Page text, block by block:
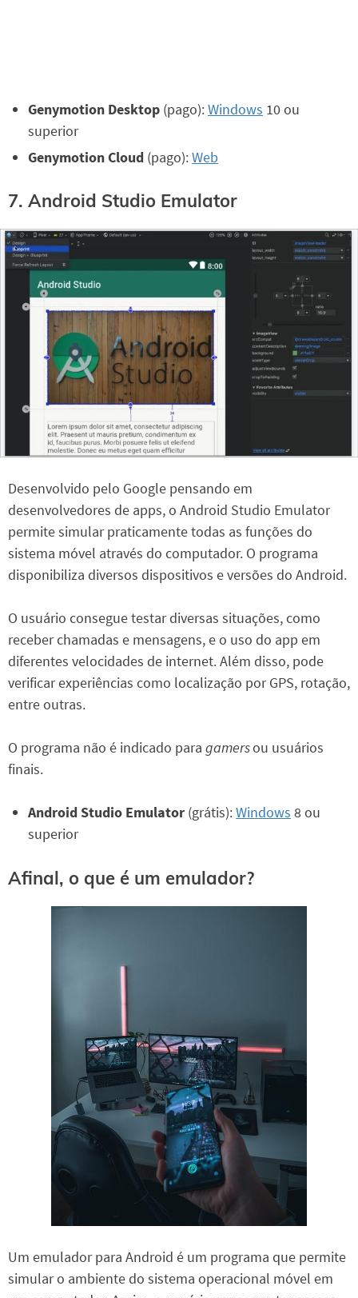
Genymotion Desktop (pago):Windows 10 ou
superior
Genymotion Cloud (pago):Web
7. Android Studio Emulator
Desenvolvido pelo Google pensando em
desenvolvedores de apps, o Android Studio Emulator
permite simular praticamente todas as funções do
sistema móvel através do computador. O programa
disponibiliza diversos dispositivos e versões do Android.
O usuário consegue testar diversas situações, como
receber chamadas e mensagens, e o uso do app em
diferentes velocidades de internet. Além disso, pode
verificar experiências como localização por GPS, rotação,
entre outras.
O programa não é indicado para gamersou usuários
finais.
Android Studio Emulator (grátis):Windows 8 ou
superior
Afinal, o que é um emulador?
Um emulador para Android é um programa que permite
simular o ambiente do sistema operacional móvel em